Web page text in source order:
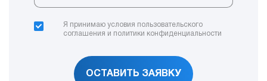
Я принимаю условия пользовательского
соглашения и политики конфиденциальности
ОСТАВИТЬ ЗАЯВКУ